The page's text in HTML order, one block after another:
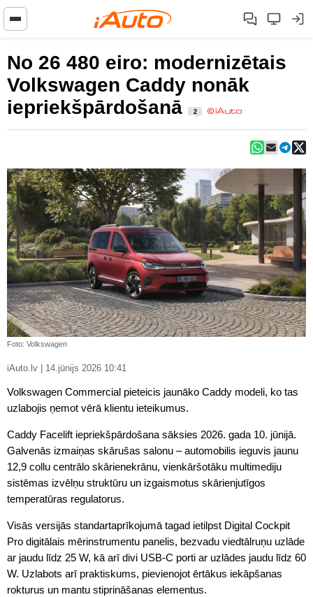
No 26 480 eiro: modernizētais
Volkswagen Caddy nonāk
iepriekšpārdošanā
2
Foto: Volkswagen
iAuto.lv | 14.jūnijs 2026 10:41
Volkswagen Commercial pieteicis jaunāko Caddy modeli, ko tas
uzlabojis ņemot vērā klientu ieteikumus.
Caddy Facelift iepriekšpārdošana sāksies 2026. gada 10. jūnijā.
Galvenās izmaiņas skārušas salonu – automobilis ieguvis jaunu
12,9 collu centrālo skārienekrānu, vienkāršotāku multimediju
sistēmas izvēlņu struktūru un izgaismotus skārienjutīgos
temperatūras regulatorus.
Visās versijās standartaprīkojumā tagad ietilpst Digital Cockpit
Pro digitālais mērinstrumentu panelis, bezvadu viedtālruņu uzlāde
ar jaudu līdz 25 W, kā arī divi USB-C porti ar uzlādes jaudu līdz 60
W. Uzlabots arī praktiskums, pievienojot ērtākus iekāpšanas
rokturus un mantu stiprināšanas elementus.